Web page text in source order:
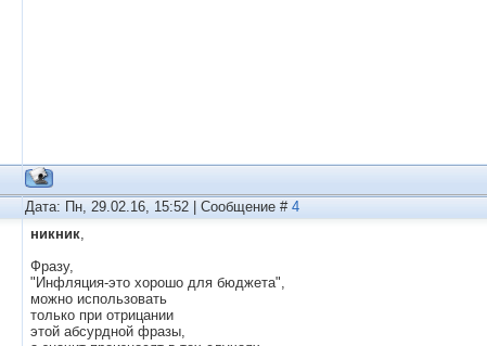
Дата: Пн, 29.02.16, 15:52 | Сообщение # 4
никник,
Фразу,
"Инфляция-это хорошо для бюджета",
можно использовать
только при отрицании
этой абсурдной фразы,